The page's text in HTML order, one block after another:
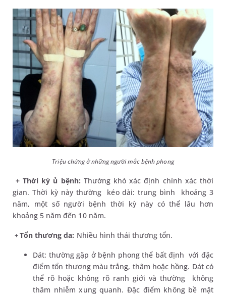
Triệu chứng ở những người mắc bệnh phong
+ Thời kỳ ủ bệnh: Thường khó xác định chính xác thời
gian. Thời kỳ này thường kéo dài: trung bình khoảng 3
năm, một số người bệnh thời kỳ này có thể lâu hơn
khoảng 5 năm đến 10 năm.
+Tổn thương da: Nhiều hình thái thương tổn.
Dát: thường gặp ở bệnh phong thể bất định với đặc
điểm tổn thương màu trắng, thâm hoặc hồng. Dát có
thể rõ hoặc không rõ ranh giới và thường không
thâm nhiễm xung quanh. Đặc điểm không bề mặt